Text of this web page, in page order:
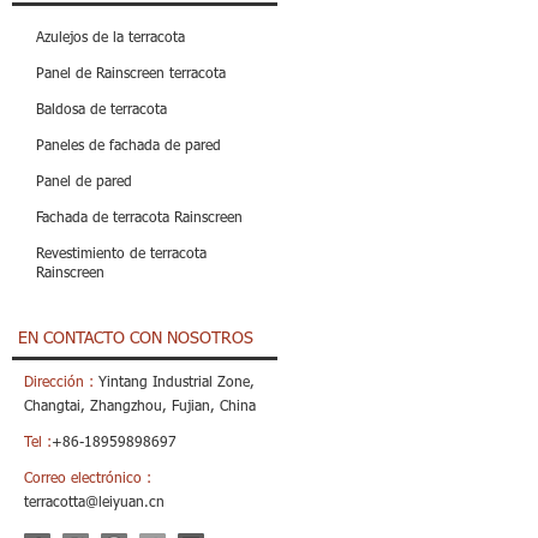
Azulejos de la terracota
Panel de Rainscreen terracota
Baldosa de terracota
Paneles de fachada de pared
Panel de pared
Fachada de terracota Rainscreen
Revestimiento de terracota
Rainscreen
EN CONTACTO CON NOSOTROS
Dirección : Yintang Industrial Zone,
Changtai, Zhangzhou, Fujian, China
Tel :+86-18959898697
Correo electrónico :
terracotta@leiyuan.cn